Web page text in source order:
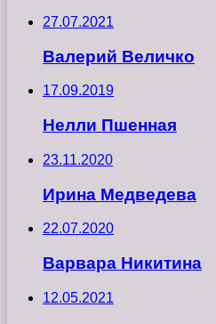
27.07.2021
Валерий Величко
17.09.2019
Нелли Пшенная
23.11.2020
Ирина Медведева
22.07.2020
Варвара Никитина
12.05.2021